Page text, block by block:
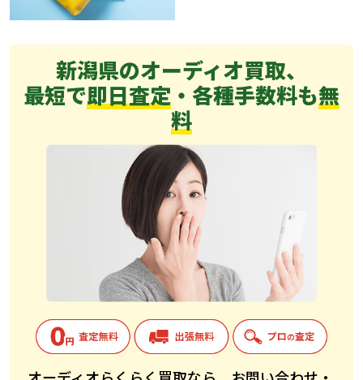
新潟県のオーディオ買取、
最短で即日査定 ・各種手数料も無
料